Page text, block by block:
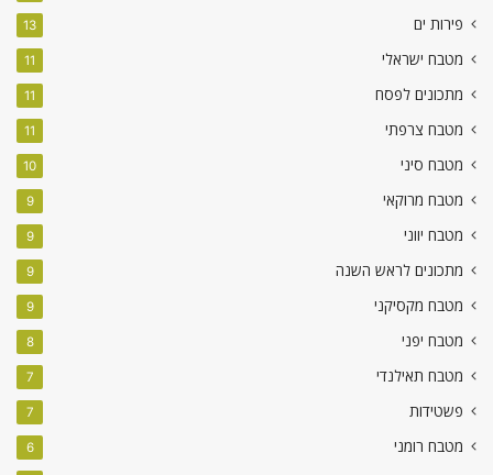
פירות ים 13
מטבח ישראלי 11
מתכונים לפסח 11
מטבח צרפתי 11
מטבח סיני 10
מטבח מרוקאי 9
מטבח יווני 9
מתכונים לראש השנה 9
מטבח מקסיקני 9
מטבח יפני 8
מטבח תאילנדי 7
פשטידות 7
מטבח רומני 6